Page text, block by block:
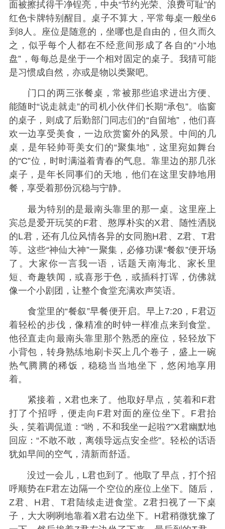
面被擦拭得干净锃亮，中央“节约光荣、浪费可耻”的
红色卡牌特别醒目。桌子不算大，平常每桌一般坐6
到8人。座位是随意的，坐哪也是自由的，但久而久
之，似乎每个人都在不经意间形成了各自的“小地
盘”，每每总是坐于一个相对固定的桌子。我猜可能
是习惯成自然，亦或是物以类聚吧。
门口的两三张餐桌，常被那些追求进出方便、
能随时“说走就走”的司机小伙伴们长期“承包”。临窗
的桌子，则成了后勤部门同志们的“自留地”，他们喜
欢一边享受美食，一边欣赏窗外的风景。中间的几
桌，是年轻帅哥美女们的“聚集地”，这里宛如舞台
的“C”位，时时满溢着青春的气息。靠里边的那几张
桌子，是年长同事们的天地，他们在这里安静地用
餐，享受着那份沉稳与宁静。
最为特别的是最南头靠里的那一桌。这里座上
宾总是爱开玩笑的F君、憨厚朴实的X君、随性洒脱
的L君，还有几位风情各异的女同胞H君、Z君、T君
等。这些“神仙大神”一聚集，必修功课“餐叙”便开场
了。大家你一言我一语，话题天南海北、家长里
短、奇趣轶闻，或喜形于色，或插科打诨，仿佛就
像一个小剧团，让整个食堂充满欢声笑语。
食堂里的“餐叙”早餐便开启。早上7:20，F君迈
着轻松的步伐，像精准的时钟一样准点来到食堂。
他径直走向最南头靠里那个熟悉的座位，轻轻放下
小背包，转身熟练地刷卡买上几个卷子，盛上一碗
热气腾腾的稀饭，稳稳当当地坐下，悠闲地享用
着。
紧接着，X君也来了。他取好早点，笑着和F君
打了个招呼，便走向F君对面的座位坐下。F君抬
头，笑着调侃道：“哟，不和我坐一起啦?”X君幽默地
回应：“不敢不敢，离领导远点安全些”。轻松的话语
犹如早间的空气，清新而舒适。
没过一会儿，L君也到了。他取了早点，打个招
呼顺势在F君左边隔一个空位的座位上坐下。随后，
Z君、H君、T君陆续走进食堂。Z君扫视了一下桌
子，大大咧咧地靠着X君右边坐下。H君稍微犹豫了